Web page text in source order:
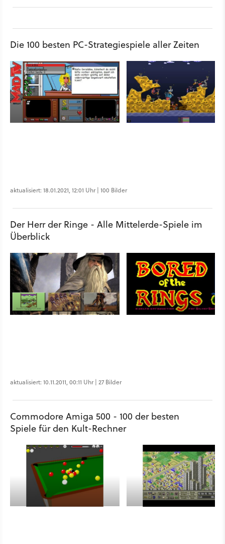
Die 100 besten PC-Strategiespiele aller Zeiten
aktualisiert: 18.01.2021, 12:01 Uhr | 100 Bilder
Der Herr der Ringe - Alle Mittelerde-Spiele im
Überblick
aktualisiert: 10.11.2011, 00:11 Uhr | 27 Bilder
Commodore Amiga 500 - 100 der besten
Spiele für den Kult-Rechner